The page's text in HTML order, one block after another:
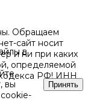
Обращаем
сайт носит
и ни при каких
определяемой
кодекса РФ! ИНН
в
вы
Принять